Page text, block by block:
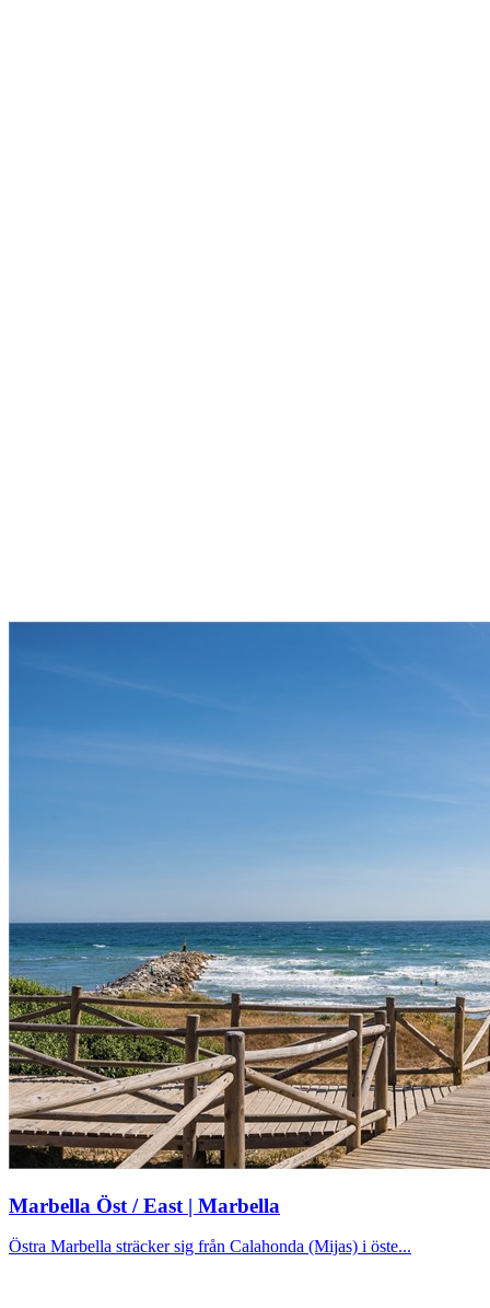
Marbella Öst / East | Marbella
Östra Marbella sträcker sig från Calahonda (Mijas) i öste...